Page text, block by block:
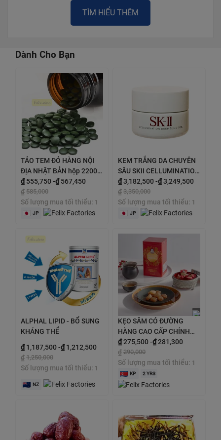
TÌM HIỂU THÊM
Dành Cho Bạn
TẢO TEM ĐỎ HÀNG NỘI
ĐỊA NHẬT BẢN hộp 2200
viên
₫ 555,750-₫ 567,450
₫ 585,000
Số lượng mua tối thiểu: 1
JP
KEM TRẮNG DA CHUYÊN
SÂU SKII CELLUMINATION
DEEP SURGE EX
₫3,182,500-₫3,249,500
₫ 3,350,000
Số lượng mua tối thiểu: 1
JP
ALPHAL LIPID - BỔ SUNG
KHÁNG THỂ
₫ 1,187,500-₫ 1,212,500
₫ 1,250,000
Số lượng mua tối thiểu: 1
NZ
KẸO SÂM CÓ ĐƯỜNG
HÀNG CAO CẤP CHÍNH
PHỦ hộp 180gr
₫275,500-₫281,300
₫ 290,000
Số lượng mua tối thiểu: 1
KP 2 YRS